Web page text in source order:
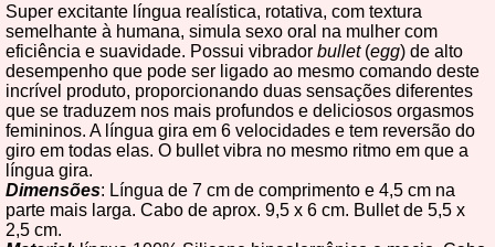
Super excitante língua realística, rotativa, com textura
semelhante à humana, simula sexo oral na mulher com
eficiência e suavidade. Possui vibrador bullet(egg) de alto
desempenho que pode ser ligado ao mesmo comando deste
incrível produto, proporcionando duas sensações diferentes
que se traduzem nos mais profundos e deliciosos orgasmos
femininos. A língua gira em 6 velocidades e tem reversão do
giro em todas elas. O bullet vibra no mesmo ritmo em que a
língua gira.
Dimensões: Língua de 7 cm de comprimento e 4,5 cm na
parte mais larga. Cabo de aprox. 9,5 x 6 cm. Bullet de 5,5 x
2,5 cm.